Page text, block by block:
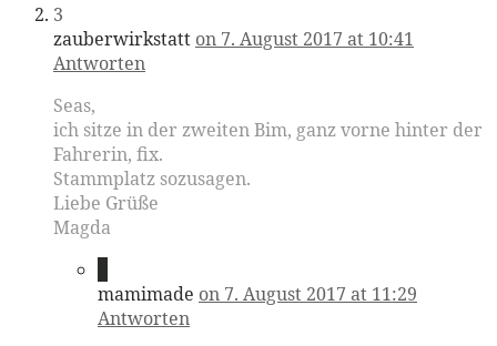
3
zauberwirkstatt on 7. August 2017 at 10:41
Antworten
Seas,
ich sitze in der zweiten Bim, ganz vorne hinter der
Fahrerin, fix.
Stammplatz sozusagen.
Liebe Grüße
Magda
mamimade on 7. August 2017 at 11:29
Antworten